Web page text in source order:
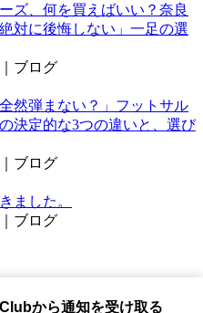
ズ、何を買えばいい？奈良
対に後悔しない」一足の選
ブログ
然弾まない？」フットサル
決定的な3つの違いと、選び
ブログ
ました。
ブログ
から通知を受け取る